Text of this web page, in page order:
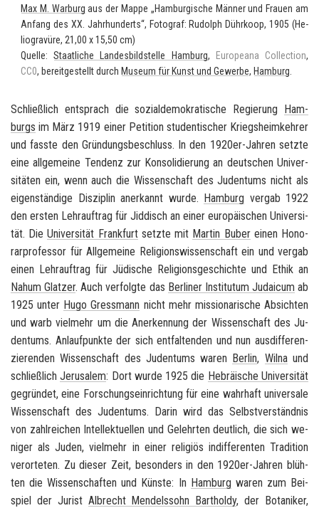
Max M. War­burg aus der Mappe „Ham­bur­gi­sche Män­ner und Frau­en am
An­fang des XX. Jahr­hun­derts“, Fo­to­graf: Ru­dolph Dühr­koop, 1905 (He­
lio­gra­vü­re, 21,00 x 15,50 cm)
Quel­le:Staat­li­che Lan­des­bild­stel­le Ham­burg, Eu­ropea­na Collec­tion,
CC0, be­reit­ge­stellt durch Mu­se­um für Kunst und Ge­wer­be, Ham­burg
Schließ­lich ent­sprach die so­zi­al­de­mo­kra­ti­sche Re­gie­rung Ham­
burgs im März 1919 einer Pe­ti­ti­on stu­den­ti­scher Kriegs­heim­keh­rer
und fass­te den Grün­dungs­be­schluss. In den 1920er-​Jahren setz­te
eine all­ge­mei­ne Ten­denz zur Kon­so­li­die­rung an deut­schen Uni­ver­
si­tä­ten ein, wenn auch die Wis­sen­schaft des Ju­den­tums nicht als
ei­gen­stän­di­ge Dis­zi­plin an­er­kannt wurde. Ham­burg ver­gab 1922
den ers­ten Lehr­auf­trag für Jid­disch an einer eu­ro­päi­schen Uni­ver­si­
tät. DieUni­ver­si­tät Frank­furtsetz­te mit Mar­tin Bubereinen Ho­no­
rar­pro­fes­sor für All­ge­mei­ne Re­li­gi­ons­wis­sen­schaft ein und ver­gab
einen Lehr­auf­trag für Jü­di­sche Re­li­gi­ons­ge­schich­te und Ethik an
Nahum Glat­zer. Auch ver­folg­te das Ber­li­ner In­sti­tutum Ju­dai­cum ab
1925 unter Hugo Gress­mann nicht mehr mis­sio­na­ri­sche Ab­sich­ten
und warb viel­mehr um die An­er­ken­nung der Wis­sen­schaft des Ju­
den­tums. An­lauf­punk­te der sich ent­fal­ten­den und nun aus­dif­fe­ren­
zie­ren­den Wis­sen­schaft des Ju­den­tums waren Ber­lin, Wilnaund
schließ­lichJe­ru­sa­lem: Dort wurde 1925 die He­bräi­sche Uni­ver­si­tät
ge­grün­det, eine For­schungs­ein­rich­tung für eine wahr­haft uni­ver­sa­le
Wis­sen­schaft des Ju­den­tums. Darin wird das Selbst­ver­ständ­nis
von zahl­rei­chen In­tel­lek­tu­el­len und Ge­lehr­ten deut­lich, die sich we­
ni­ger als Juden, viel­mehr in einer re­li­gi­ös in­dif­fe­ren­ten Tra­di­ti­on
ver­or­te­ten. Zu die­ser Zeit, be­son­ders in den 1920er-​Jahren blüh­
ten die Wis­sen­schaf­ten und Küns­te: In Ham­burg waren zum Bei­
spiel der Ju­rist Al­brecht Men­dels­sohn Bar­thol­dy, der Bo­ta­ni­ker,